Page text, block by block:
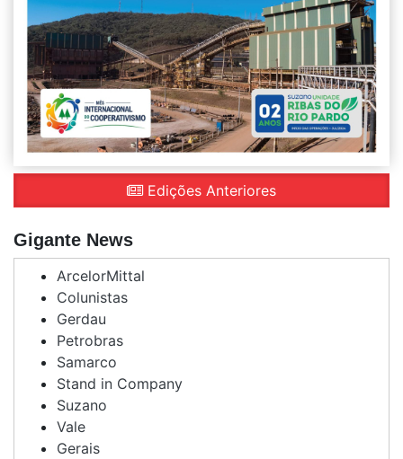
Edições Anteriores
Gigante News
ArcelorMittal
Colunistas
Gerdau
Petrobras
Samarco
Stand in Company
Suzano
Vale
Gerais